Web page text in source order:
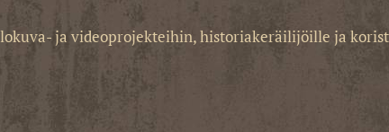
ja videoprojekteihin, historiakeräilijöille ja